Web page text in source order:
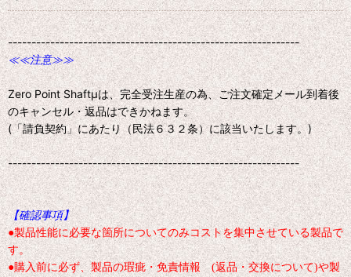
--------------------------------------------------------------
≪≪注意≫≫
Zero Point Shaftμは、完全受注生産の為、ご注文確定メール到着後
のキャンセル・返品はできかねます。
(「請負契約」にあたり（民法６３２条）に該当いたします。)
--------------------------------------------------------------
【確認事項】
●製品性能に必要な箇所についてのみコストを集中させている製品で
す。
●購入前に必ず、製品の瑕疵・免責情報 (返品・交換について)や製